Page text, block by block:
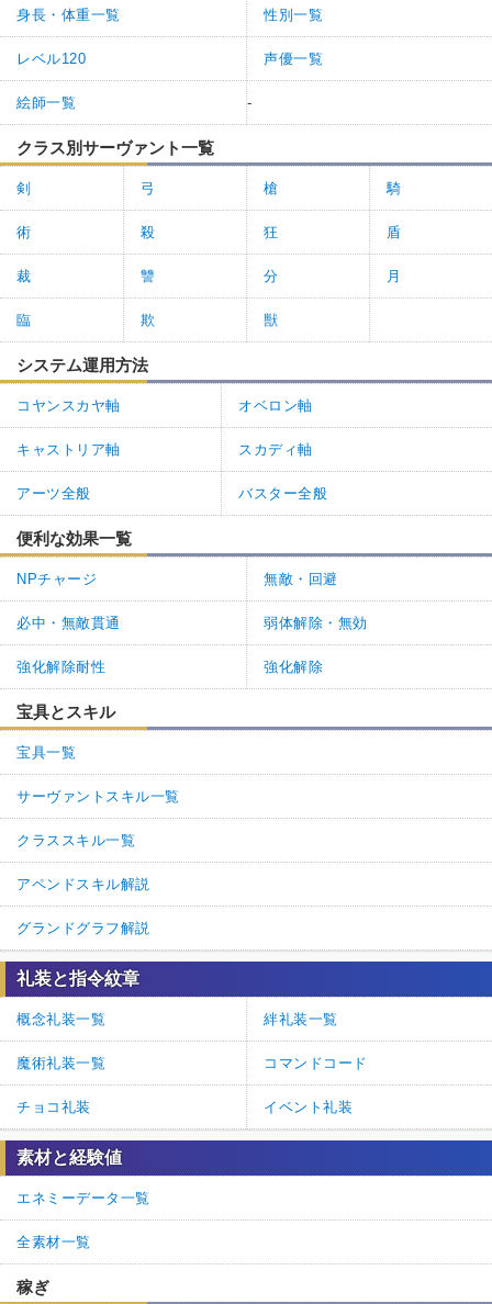
身長・体重一覧 性別一覧
レベル120 声優一覧
絵師一覧 -
クラス別サーヴァント一覧
剣 弓 槍 騎
術 殺 狂 盾
裁 讐 分 月
臨 欺 獣
システム運用方法
コヤンスカヤ軸 オベロン軸
キャストリア軸 スカディ軸
アーツ全般 バスター全般
便利な効果一覧
NPチャージ 無敵・回避
必中・無敵貫通 弱体解除・無効
強化解除耐性 強化解除
宝具とスキル
宝具一覧
サーヴァントスキル一覧
クラススキル一覧
アペンドスキル解説
グランドグラフ解説
礼装と指令紋章
概念礼装一覧 絆礼装一覧
魔術礼装一覧 コマンドコード
チョコ礼装 イベント礼装
素材と経験値
エネミーデータ一覧
全素材一覧
稼ぎ